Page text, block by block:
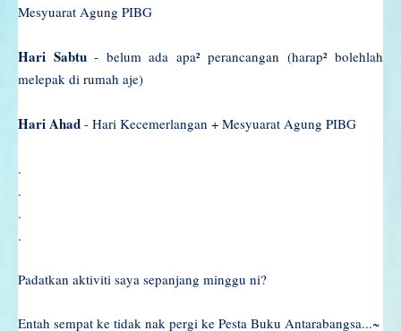
Mesyuarat Agung PIBG
Hari Sabtu- belum ada apa² perancangan (harap² bolehlah
melepak di rumah aje)
Hari Ahad - Hari Kecemerlangan + Mesyuarat Agung PIBG
.
.
.
.
Padatkan aktiviti saya sepanjang minggu ni?
Entah sempat ke tidak nak pergi ke Pesta Buku Antarabangsa...~